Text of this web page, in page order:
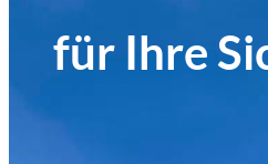
für Ihre